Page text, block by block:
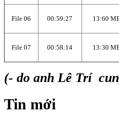
File 06 00:59:27 13:60
File 07 00:58:14 13:30
(- do anh Lê Trí
Tin mới